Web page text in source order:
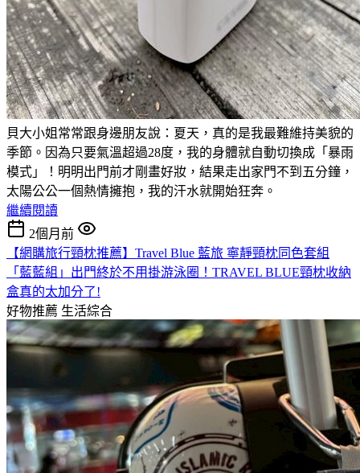
貝大小姐常常跟身邊朋友說：夏天，真的是我最難維持美貌的
季節。因為只要氣溫超過28度，我的身體就自動切換成「暴雨
模式」！明明出門前才剛畫好妝，結果走出家門不到五分鐘，
太陽公公一個熱情擁抱，我的汗水就開始狂奔。
繼續閱讀
2個月前
【網購旅行頸枕推薦】Travel Blue 藍旅 寧靜頸枕同色套組
「藍藍組」出門終於不用掛游泳圈！TRAVEL BLUE頸枕收納
盒真的太加分了!
好物推薦 生活綜合